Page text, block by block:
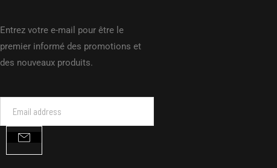
Entrez votre e-mail pour être le
premier informé des promotions et
des nouveaux produits.